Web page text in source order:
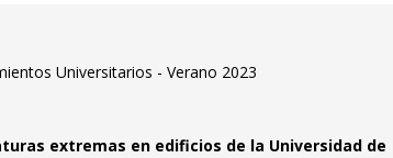
Universitarios - Verano 2023
extremas en edificios de la Universidad de